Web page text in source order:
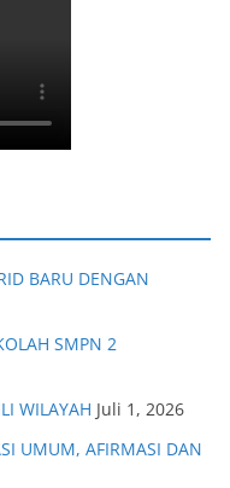
BARU DENGAN
SMPN 2
WILAYAH Juli 1, 2026
UMUM, AFIRMASI DAN